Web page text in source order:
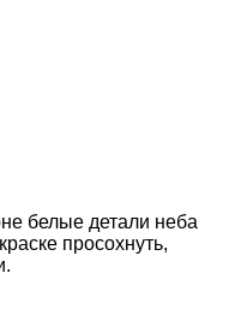
белые детали неба
просохнуть,